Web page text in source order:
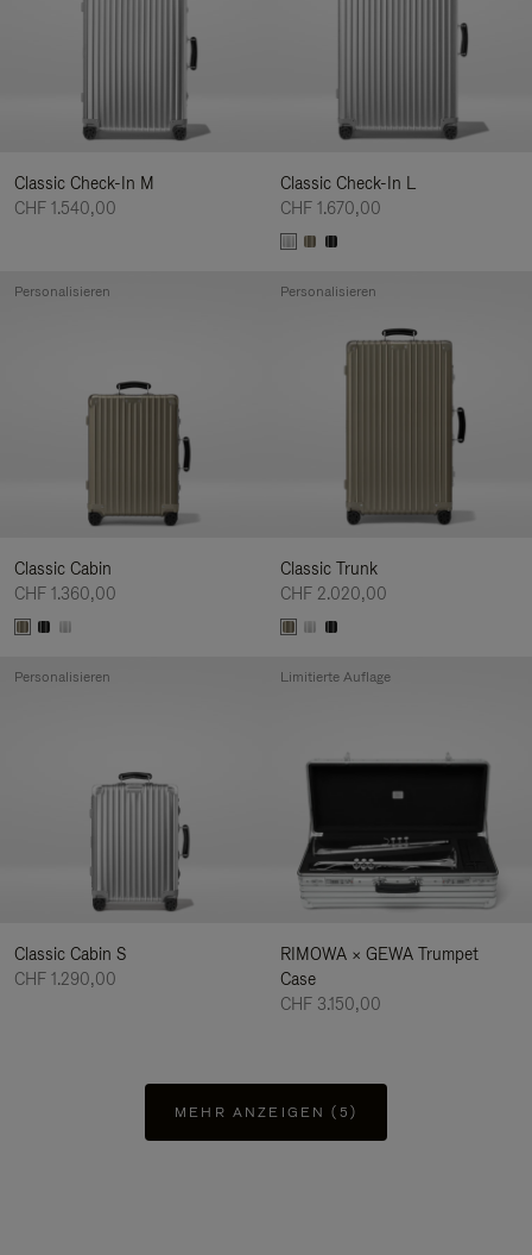
Classic Check-In M
CHF 1.540,00
Classic Check-In L
CHF 1.670,00
Classic Cabin
CHF 1.360,00
Personalisieren
Classic Trunk
CHF 2.020,00
Personalisieren
Classic Cabin S
CHF 1.290,00
Personalisieren
RIMOWA × GEWA Trumpet
Case
CHF 3.150,00
Limitierte Auflage
MEHR ANZEIGEN (5)